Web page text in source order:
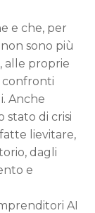
e che, per
sono più
alle proprie
confronti
Anche
stato di crisi
lievitare,
dagli
e
AI